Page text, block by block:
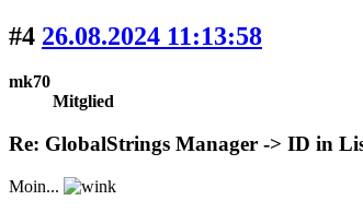
#4 26.08.2024 11:13:58
mk70
Mitglied
Re: GlobalStrings Manager -> ID in
Moin...